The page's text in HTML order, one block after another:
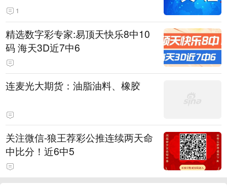
1
精选数字彩专家:易顶天快乐8中10
码 海天3D近7中6
连麦光大期货：油脂油料、橡胶
关注微信-狼王荐彩公推连续两天命
中比分！近6中5